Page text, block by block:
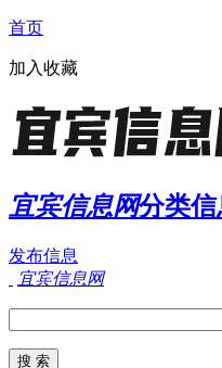
首页
加入收藏
宜宾信息网分类
发布信息
宜宾信息网